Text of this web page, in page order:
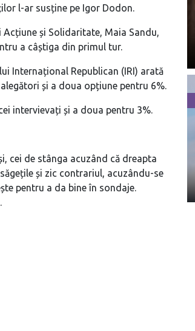
l-ar susține pe Igor Dodon.
și Solidaritate, Maia Sandu,
a câștiga din primul tur.
Internațional Republican (IRI) arată
și a doua opțiune pentru 6%.
intervievați și a doua pentru 3%.
cei de stânga acuzând că dreapta
și zic contrariul, acuzându-se
pentru a da bine în sondaje.